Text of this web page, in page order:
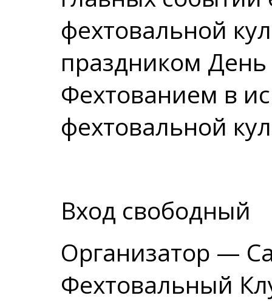
фехтовальной
праздником
Фехтованием в
фехтовальной
Вход свободный
Организатор —
Фехтовальный